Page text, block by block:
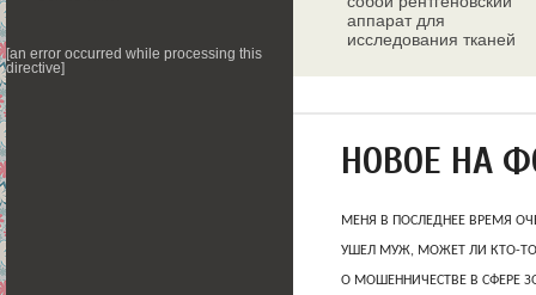
[an error occurred while processing this
directive]
аппарат для
исследования тканей
НОВОЕ НА
МЕНЯ В ПОСЛЕДНЕЕ ВРЕМЯ
УШЕЛ МУЖ, МОЖЕТ ЛИ КТО-ТО
О МОШЕННИЧЕСТВЕ В СФЕРЕ